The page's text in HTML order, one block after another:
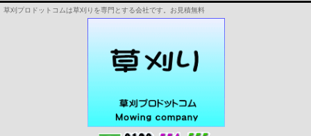
草刈プロドットコムは草刈りを専門とする会社です。お見積無料